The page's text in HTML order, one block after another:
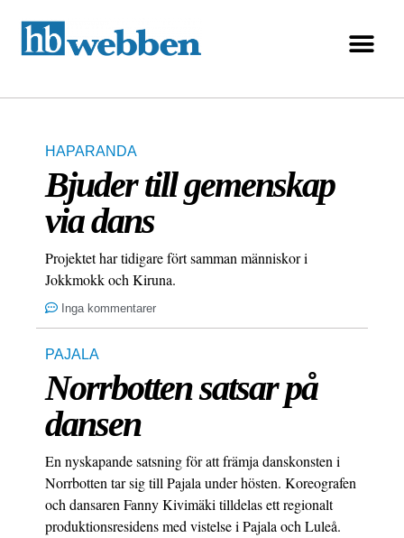
HAPARANDA
Bjuder till gemenskap
via dans
Projektet har tidigare fört samman människor i
Jokkmokk och Kiruna.
Inga kommentarer
PAJALA
Norrbotten satsar på
dansen
En nyskapande satsning för att främja danskonsten i
Norrbotten tar sig till Pajala under hösten. Koreografen
och dansaren Fanny Kivimäki tilldelas ett regionalt
produktionsresidens med vistelse i Pajala och Luleå.